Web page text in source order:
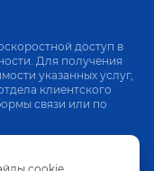
доступ в
Для получения
указанных услуг,
клиентского
связи или по